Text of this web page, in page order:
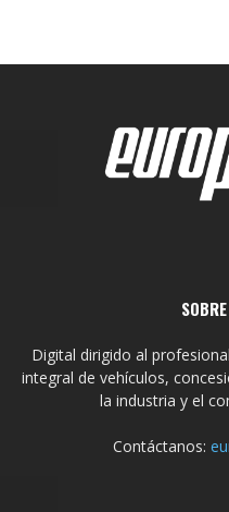
Digital dirigido al
integral de vehículos,
la industria y el
Contáctanos: